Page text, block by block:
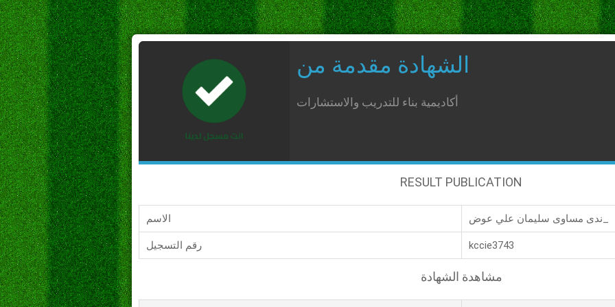
الشهادة مقدمة من
أكاديمية بناء للتدريب والاستشارات
RESULT PUBLICATION
الاسم
رقم التسجيل kccie3743
مشاهدة الشهادة